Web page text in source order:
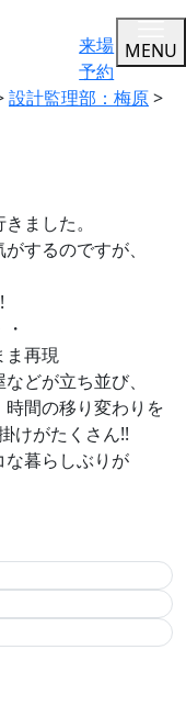
来場
予約
MENU
設計監理部：梅原>
ました。
するのですが、
ま再現
どが立ち並び、
間の移り変わりを
けがたくさん!!
暮らしぶりが